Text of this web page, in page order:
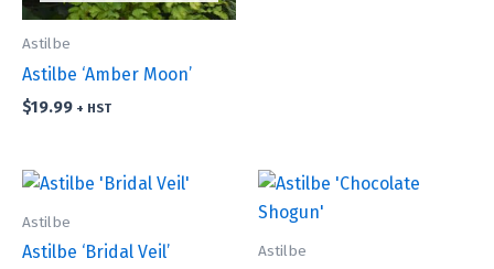
Astilbe
Astilbe ‘Amber Moon’
$19.99 + HST
Astilbe
Astilbe ‘Bridal Veil’ Astilbe